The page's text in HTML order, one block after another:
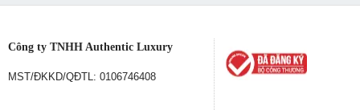
Công ty TNHH Authentic Luxury
MST/ĐKKD/QĐTL: 0106746408